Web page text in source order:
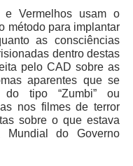
e Vermelhos usam o
método para implantar
as consciências
dentro destas
pelo CAD sobre as
aparentes que se
do tipo “Zumbi” ou
nos filmes de terror
sobre o que estava
Mundial do Governo